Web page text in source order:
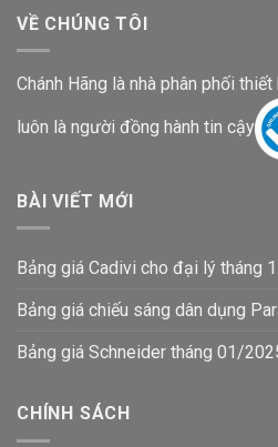
VỀ CHÚNG TÔI
Chánh Hãng là nhà phân phối
luôn là người đồng hành tin cậy
BÀI VIẾT MỚI
Bảng giá Cadivi cho đại lý tháng
Bảng giá chiếu sáng dân dụng
Bảng giá Schneider tháng 01/
CHÍNH SÁCH